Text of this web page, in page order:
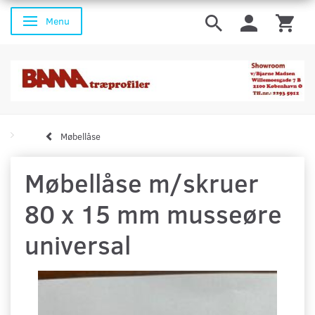
Skifte navigation
Menu
Møbellåse
Møbellåse m/skruer
80 x 15 mm musseøre
universal